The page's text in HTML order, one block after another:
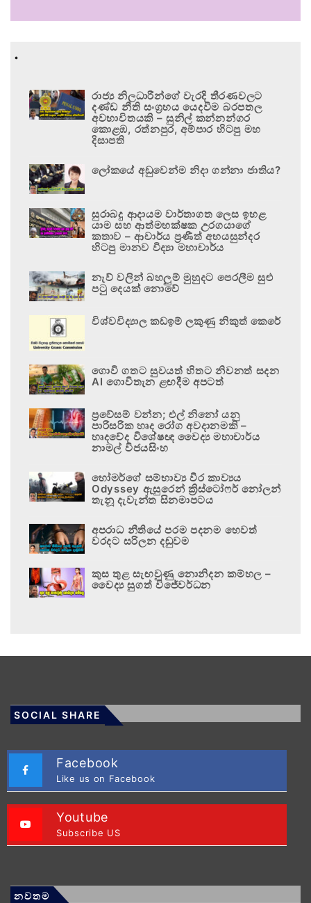
.
රාජ්‍ය නිලධාරීන්ගේ වැරදි තීරණවලට
දණ්ඩ නීති සංග්‍රහය යෙදවීම බරපතල
අවභාවිතයකි – සුනිල් කන්නන්ගර
කොළඹ, රත්නපුර, අම්පාර හිටපු මහ
දිසාපති
ලෝකයේ අඩුවෙන්ම නිදා ගන්නා ජාතිය?
සුරාබදු ආදායම වාර්තාගත ලෙස ඉහළ
යාම සහ ආත්මභක්ෂක උරගයාගේ
කතාව – ආචාර්ය ප්‍රණීත් අභයසුන්දර
හිටපු මානව විද්‍යා මහාචාර්ය
නැව් වලින් බහලුම් මුහුදට පෙරලීම සුළු
පටු දෙයක් නොවේ
විශ්වවිද්‍යාල කඩඉම් ලකුණු නිකුත් කෙරේ
ගොවි ගතට සුවයත් හිතට නිවනත් සදන
AI ගොවිතැන ළඟදීම අපටත්
ප්‍රවේසම් වන්න; එල් නිනෝ යනු
පාරිසරික හෘද රෝග අවදානමකි –
හෘදවේද විශේෂඥ වෛද්‍ය මහාචාර්ය
නාමල් විජයසිංහ
හෝමර්ගේ සම්භාව්‍ය වීර කාව්‍යය
Odyssey ඇසුරෙන් ක්‍රිස්ටෝෆර් නෝලන්
තැනූ දැවැන්ත සිනමාපටය
අපරාධ නීතියේ පරම පදනම හෙවත්
වරදට සරිලන දඬුවම
කුස තුළ සැඟවුණු නොනිදන කම්හල –
වෛද්‍ය සුගත් විජේවර්ධන
SOCIAL SHARE
Facebook
Like us on Facebook
Youtube
Subscribe US
නවතම